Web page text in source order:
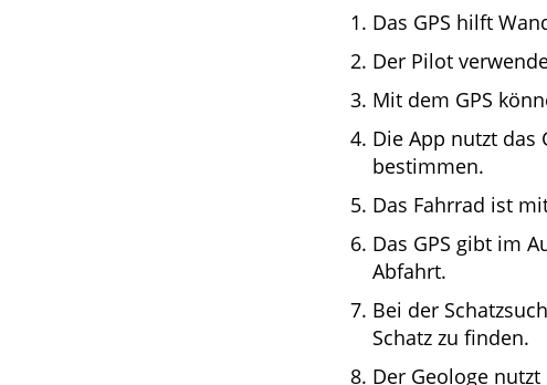
Das GPS hilft
Der Pilot
Mit dem GPS
Die App nutzt das
bestimmen.
Das Fahrrad ist
Das GPS gibt im
Abfahrt.
Bei der
Schatz zu finden.
Der Geologe